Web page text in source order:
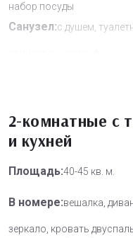
набор посуды
Санузел:с душем,
уборка номера
Дополнительное
2-комнатные с
и кухней
Площадь:40-45 кв. м.
В номере:вешалка,
зеркало, кровать